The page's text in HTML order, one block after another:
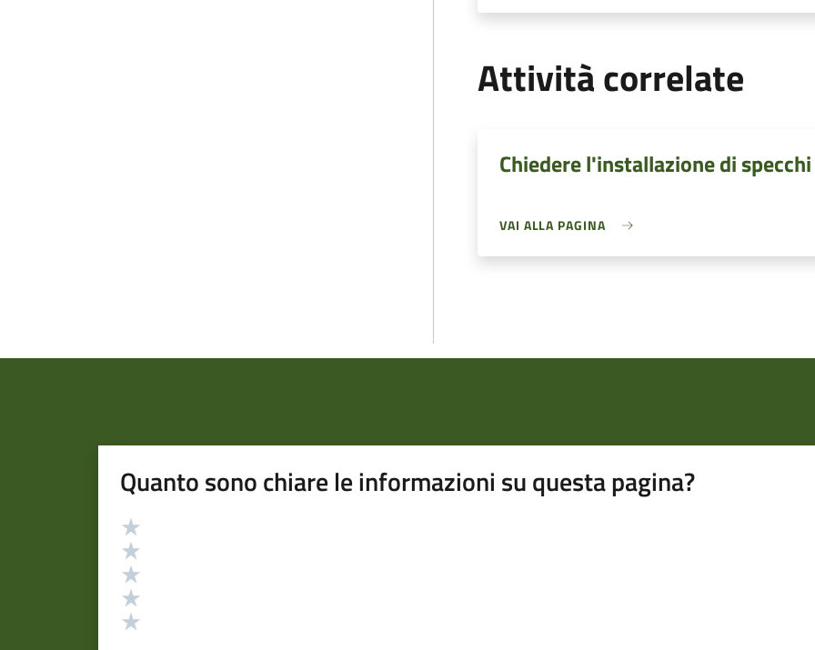
Attività correlate
Chiedere l'installazione di
VAI ALLA PAGINA
Quanto sono chiare le informazioni su questa pagina?
Valutazione